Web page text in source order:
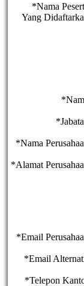
*Nama
Yang
*Nama
*Alamat
*Email
*Email
*Telepon